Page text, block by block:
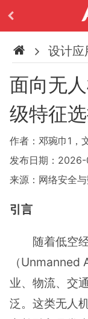
设计应
面向无
级特征
作者：邓琬巾1，
发布日期：
来源：网络安全
引言
随着低空
（
业、物流、交
泛。这类无人